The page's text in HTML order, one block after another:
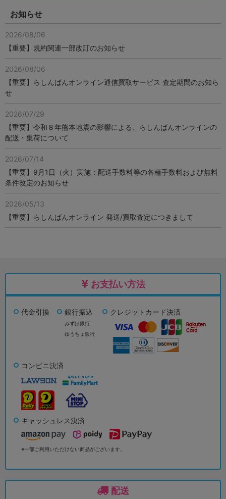
お知らせ
2026/08/06
【重要】規約関連一部改訂のお知らせ
2026/08/06
【重要】らしんばんオンライン通信買取サービス 査定期間のお知ら
せ
2026/07/29
【重要】令和８年熊本地震の影響による、らしんばんオンラインの
配送・集荷について
2026/07/14
【重要】9月1日（火）実施：配送手数料等の各種手数料および無料
条件改定のお知らせ
2026/05/13
【重要】らしんばんオンライン 発送/買取査定につきまして
お支払い方法
代金引換 銀行振込
みずほ銀行、
ゆうちょ銀行
クレジットカード決済
コンビニ決済
キャッシュレス決済
※一部ご利用いただけない商品がございます。
配送